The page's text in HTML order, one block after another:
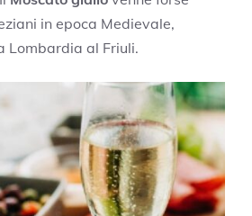
in epoca Medievale,
Lombardia al Friuli.